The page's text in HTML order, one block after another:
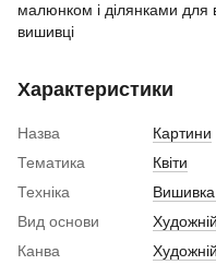
малюнком і ділянками для
вишивці
Характеристики
Назва
Картини
Тематика
Квіти
Техніка
Вид основи
Канва